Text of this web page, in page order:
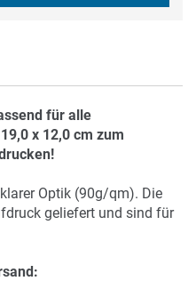
für alle
x 12,0 cm zum
Optik (90g/qm). Die
geliefert und sind für